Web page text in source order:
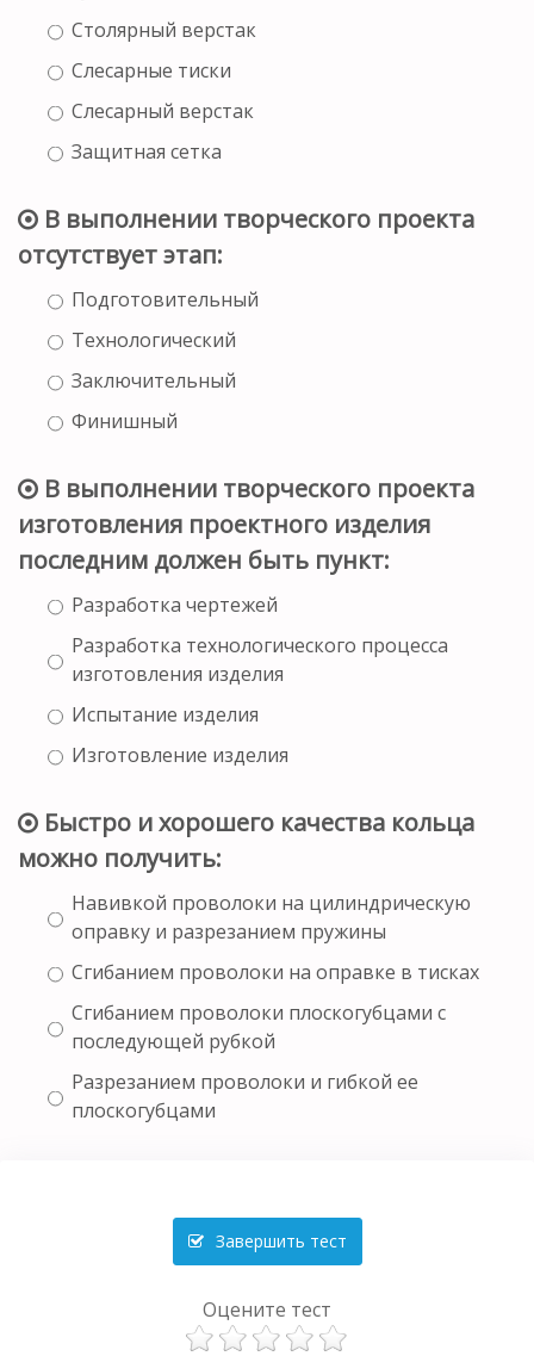
Столярный верстак
Слесарные тиски
Слесарный верстак
Защитная сетка
В выполнении творческого проекта
отсутствует этап:
Подготовительный
Технологический
Заключительный
Финишный
В выполнении творческого проекта
изготовления проектного изделия
последним должен быть пункт:
Разработка чертежей
Разработка технологического процесса
изготовления изделия
Испытание изделия
Изготовление изделия
Быстро и хорошего качества кольца
можно получить:
Навивкой проволоки на цилиндрическую
оправку и разрезанием пружины
Сгибанием проволоки на оправке в тисках
Сгибанием проволоки плоскогубцами с
последующей рубкой
Разрезанием проволоки и гибкой ее
плоскогубцами
Завершить тест
Оцените тест